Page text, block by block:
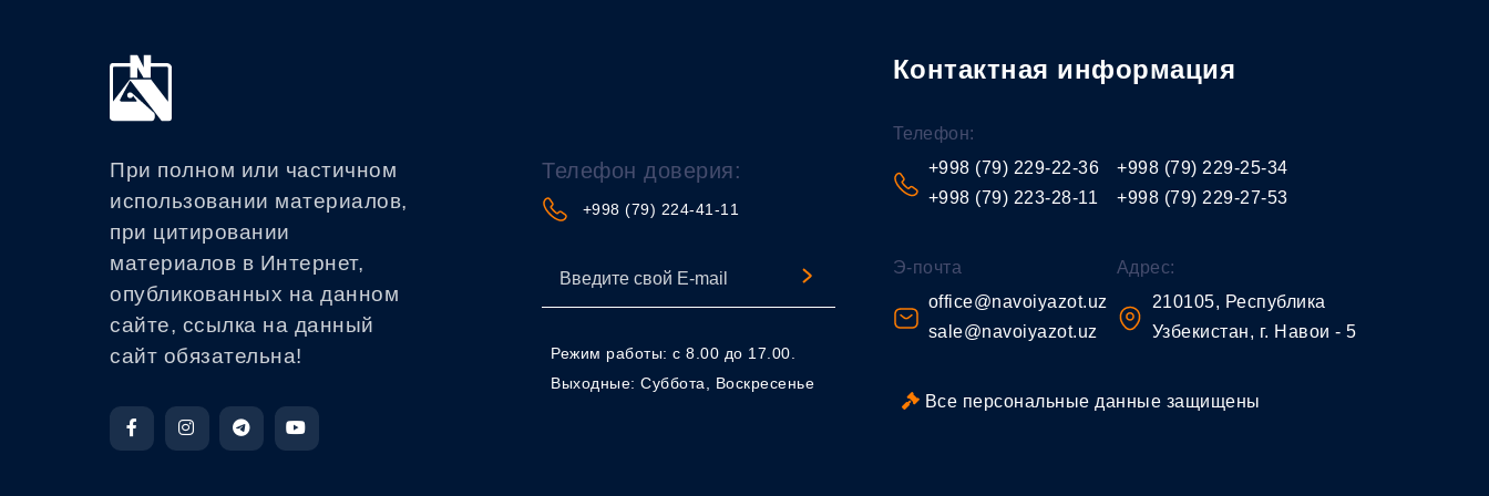
При полном или частичном
использовании материалов,
при цитировании
материалов в Интернет,
опубликованных на данном
сайте, ссылка на данный
сайт обязательна!
Телефон доверия:
+998 (79) 224-41-11
Режим работы: с 8.00 до 17.00.
Выходные: Суббота, Воскресенье
Контактная информация
Телефон:
+998 (79) 229-22-36
+998 (79) 223-28-11
+998 (79) 229-25-34
+998 (79) 229-27-53
Э-почта
office@navoiyazot.uz
sale@navoiyazot.uz
Адрес:
210105, Республика
Узбекистан, г. Навои - 5
Все персональные данные защищены